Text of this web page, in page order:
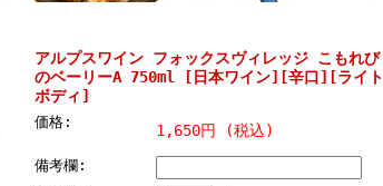
アルプスワイン フォックスヴィレッジ こもれび
のベーリーA 750ml [日本ワイン][辛口][ライト
ボディ]
価格: 1,650円 (税込)
備考欄: